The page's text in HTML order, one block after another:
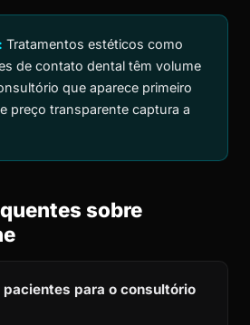
Tratamentos estéticos como
de contato dental têm volume
que aparece primeiro
preço transparente captura a
sobre
para o consultório